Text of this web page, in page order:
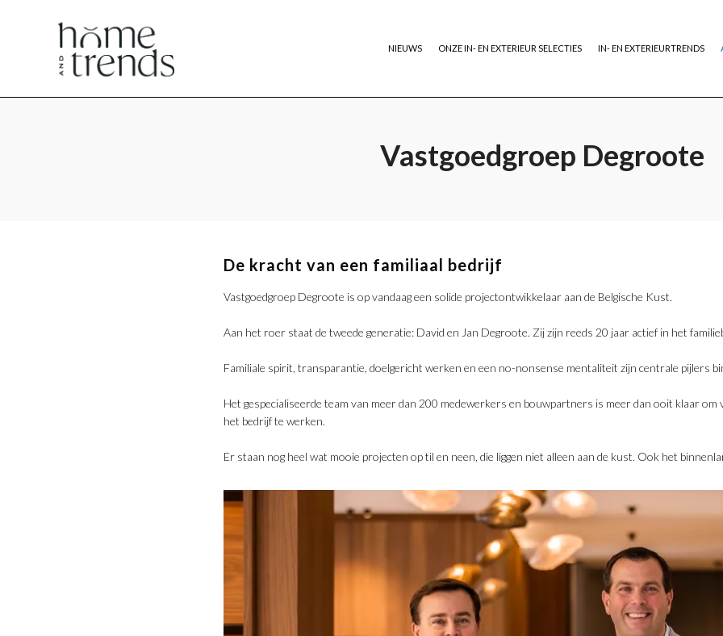
Home
Home NIEUWS ONZE IN- EN EXTERIEUR SELECTIES IN- EN EXTERIEURTRENDS
Vastgoedgroep Degroote
De kracht van een familiaal bedrijf
Vastgoedgroep Degroote is op vandaag een solide projectontwikkelaar aan de Belgische Kust.
Aan het roer staat de tweede generatie: David en Jan Degroote. Zij zijn reeds 20 jaar actief in het
Familiale spirit, transparantie, doelgericht werken en een no-nonsense mentaliteit zijn centrale pijlers
Het gespecialiseerde team van meer dan 200 medewerkers en bouwpartners is meer dan ooit klaar
het bedrijf te werken.
Er staan nog heel wat mooie projecten op til en neen, die liggen niet alleen aan de kust. Ook het